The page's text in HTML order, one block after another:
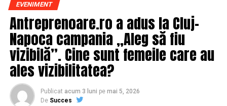
EVENIMENT
Antreprenoare.ro a adus la Cluj-
Napoca campania „Aleg să fiu
vizibilă”. Cine sunt femeile care au
ales vizibilitatea?
Publicat acum 3 luni pe mai 5, 2026
De Succes